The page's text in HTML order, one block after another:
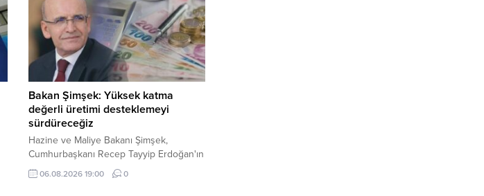
Bakan Şimşek: Yüksek katma
değerli üretimi desteklemeyi
sürdüreceğiz
Hazine ve Maliye Bakanı Şimşek,
Cumhurbaşkanı Recep Tayyip Erdoğan'ın
liderliğinde verimliliği artıran, yüksek
katma değerli üretimi destekleyen ve
06.08.2026 19:00 0